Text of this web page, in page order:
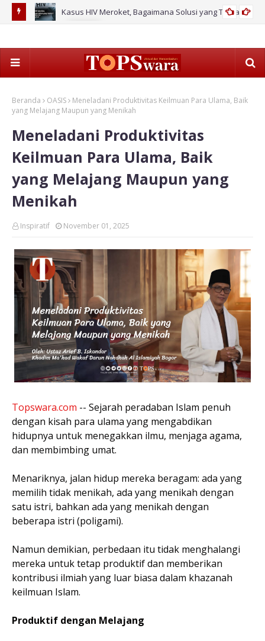
Baru Kasus HIV Meroket, Bagaimana Solusi yang Tuntas?
Beranda OASIS
Meneladani Produktivitas Keilmuan Para Ulama, Baik
yang Melajang Maupun yang Menikah
Meneladani Produktivitas
Keilmuan Para Ulama, Baik
yang Melajang Maupun yang
Menikah
Inspiratif November 01, 2025
Topswara.com -- Sejarah peradaban Islam penuh
dengan kisah para ulama yang mengabdikan
hidupnya untuk menegakkan ilmu, menjaga agama,
dan membimbing umat.
Menariknya, jalan hidup mereka beragam: ada yang
memilih tidak menikah, ada yang menikah dengan
satu istri, bahkan ada yang menikah dengan
beberapa istri (poligami).
Namun demikian, perbedaan itu tidak menghalangi
mereka untuk tetap produktif dan memberikan
kontribusi ilmiah yang luar biasa dalam khazanah
keilmuan Islam.
Produktif dengan Melajang